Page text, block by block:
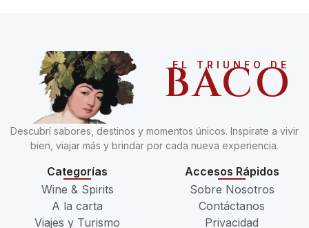
EL TRIUNFO DE
BACO
Descubrí sabores, destinos y momentos únicos. Inspirate a vivir
bien, viajar más y brindar por cada nueva experiencia.
Categorías
Wine & Spirits
A la carta
Viajes y Turismo
Accesos Rápidos
Sobre Nosotros
Contáctanos
Privacidad